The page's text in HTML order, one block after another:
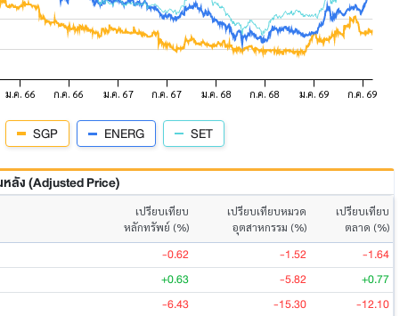
SGP ENERG SET
ลัง (Adjusted Price)
เปรียบเทียบ
หลักทรัพย์ (%)
เปรียบเทียบหมวด
อุตสาหกรรม (%)
เปรียบเทียบ
ตลาด (%)
-0.62 -1.52 -1.64
+0.63 -5.82 +0.77
-6.43 -15.30 -12.10